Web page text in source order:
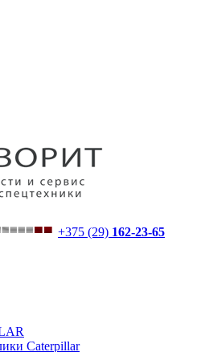
+375 (29) 162-23-65
Caterpillar